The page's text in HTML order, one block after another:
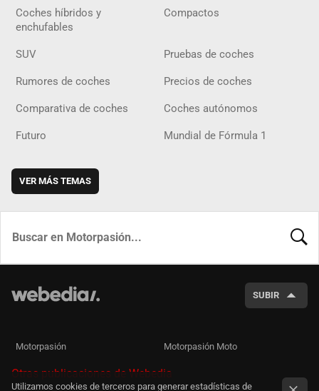
Coches híbridos y
enchufables
Compactos
SUV Pruebas de coches
Rumores de coches Precios de coches
Comparativa de coches Coches autónomos
Futuro Mundial de Fórmula 1
VER MÁS TEMAS
SUBIR
Motorpasión Motorpasión Moto
Otras publicaciones de Webedia
Utilizamos cookies de terceros para generar estadísticas de